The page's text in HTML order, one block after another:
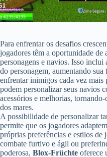
Para enfrentar os desafios
jogadores têm a oportunidade de
personagens e navios. Isso
do personagem, aumentando
enfrentar inimigos cada vez mais
podem personalizar seus navios
acessórios e melhorias,
dos mares.
A possibilidade de personalizar
permite que os jogadores
próprias preferências e estilos
combate furtivo e ágil ou
poderosa, Blox-Früchte oferece